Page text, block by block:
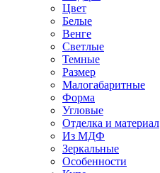
Цвет
Белые
Венге
Светлые
Темные
Размер
Малогабаритные
Форма
Угловые
Отделка и материал
Из МДФ
Зеркальные
Особенности